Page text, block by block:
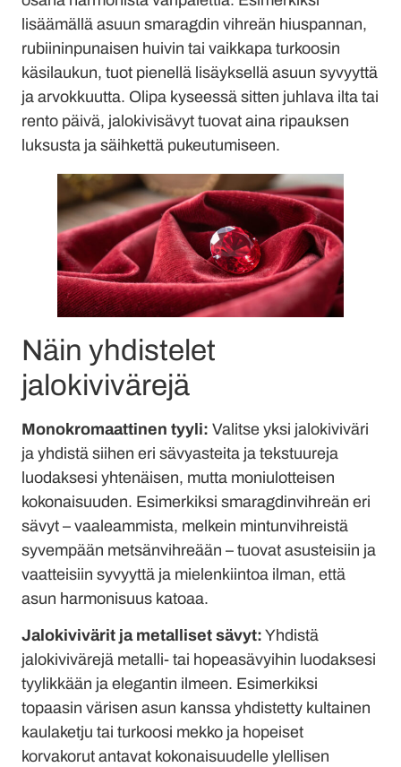
lisäämällä asuun smaragdin vihreän hiuspannan,
rubiininpunaisen huivin tai vaikkapa turkoosin
käsilaukun, tuot pienellä lisäyksellä asuun syvyyttä
ja arvokkuutta. Olipa kyseessä sitten juhlava ilta tai
rento päivä, jalokivisävyt tuovat aina ripauksen
luksusta ja säihkettä pukeutumiseen.
Näin yhdistelet
jalokivivärejä
Monokromaattinen tyyli: Valitse yksi jalokiviväri
ja yhdistä siihen eri sävyasteita ja tekstuureja
luodaksesi yhtenäisen, mutta moniulotteisen
kokonaisuuden. Esimerkiksi smaragdinvihreän eri
sävyt – vaaleammista, melkein mintunvihreistä
syvempään metsänvihreään – tuovat asusteisiin ja
vaatteisiin syvyyttä ja mielenkiintoa ilman, että
asun harmonisuus katoaa.
Jalokivivärit ja metalliset sävyt: Yhdistä
jalokivivärejä metalli- tai hopeasävyihin luodaksesi
tyylikkään ja elegantin ilmeen. Esimerkiksi
topaasin värisen asun kanssa yhdistetty kultainen
kaulaketju tai turkoosi mekko ja hopeiset
korvakorut antavat kokonaisuudelle ylellisen